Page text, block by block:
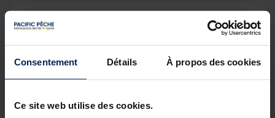
Consentement Détails À propos des cookies
Ce site web utilise des cookies.
Description & détails
Possibilité de placer dans ces 2 demi-boites les